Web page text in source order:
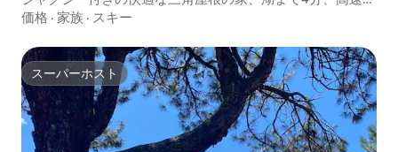
ァイバー
価格 · 家族 · スキー
スーパーホスト
スーパーホスト